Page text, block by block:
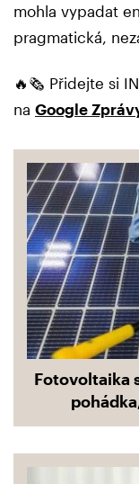
mohla vypadat
pragmatická,
🔥🗞️ Přidejte si
na Google
Fotovoltaika